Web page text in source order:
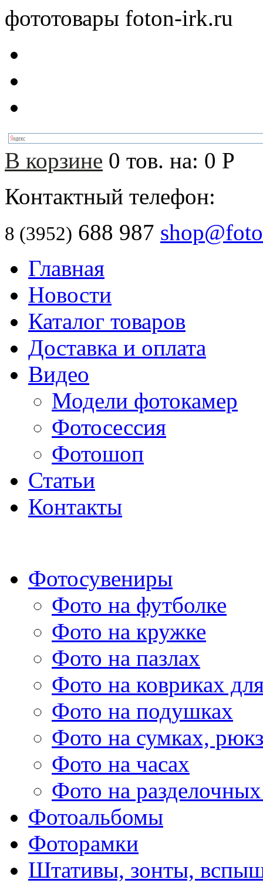
фототовары foton-irk.ru
В корзине 0 тов. на: 0 Р
Контактный телефон:
8 (3952) 688 987
Главная
Новости
Каталог товаров
Доставка и оплата
Видео
Модели фотокамер
Фотосессия
Фотошоп
Статьи
Контакты
Фотосувениры
Фото на футболке
Фото на кружке
Фото на пазлах
Фото на ковриках
Фото на подушках
Фото на сумках,
Фото на часах
Фото на
Фотоальбомы
Фоторамки
Штативы, зонты,